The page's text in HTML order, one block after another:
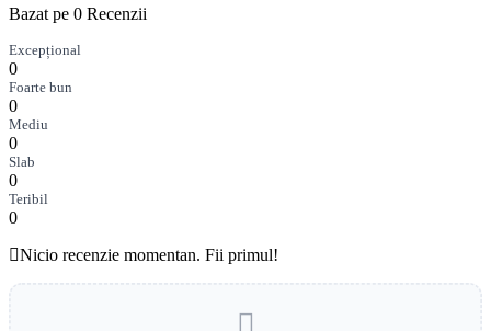
Bazat pe 0 Recenzii
Excepțional
0
Foarte bun
0
Mediu
0
Slab
0
Teribil
0
Nicio recenzie momentan. Fii primul!